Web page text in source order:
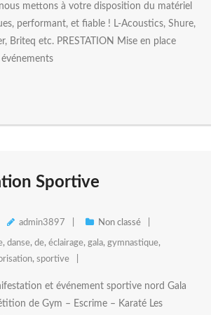
mettons à votre disposition du matériel
performant, et fiable ! L-Acoustics, Shure,
Briteq etc. PRESTATION Mise en place
Sportive
admin3897 Non classé
, danse, de, éclairage, gala, gymnastique,
, sportive
et événement sportive nord Gala
de Gym – Escrime – Karaté Les